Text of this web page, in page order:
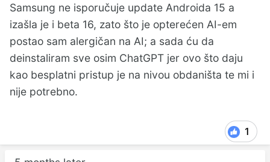
Samsung ne isporučuje update Androida 15 a
izašla je i beta 16, zato što je opterećen AI-em
postao sam alergičan na AI; a sada ću da
deinstaliram sve osim ChatGPT jer ovo što daju
kao besplatni pristup je na nivou obdaništa te mi i
nije potrebno.
1